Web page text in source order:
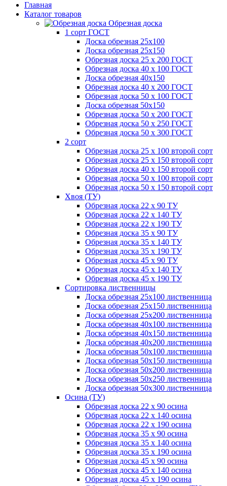
Главная
Каталог товаров
Обрезная доска
1 сорт ГОСТ
Доска обрезная 25х100
Доска обрезная 25х150
Обрезная доска 25 х 200 ГОСТ
Обрезная доска 40 х 100 ГОСТ
Доска обрезная 40х150
Обрезная доска 40 х 200 ГОСТ
Обрезная доска 50 х 100 ГОСТ
Доска обрезная 50х150
Обрезная доска 50 х 200 ГОСТ
Обрезная доска 50 х 250 ГОСТ
Обрезная доска 50 х 300 ГОСТ
2 сорт
Обрезная доска 25 х 100 второй сорт
Обрезная доска 25 х 150 второй сорт
Обрезная доска 40 х 150 второй сорт
Обрезная доска 50 х 100 второй сорт
Обрезная доска 50 х 150 второй сорт
Хвоя (ТУ)
Обрезная доска 22 х 90 ТУ
Обрезная доска 22 х 140 ТУ
Обрезная доска 22 х 190 ТУ
Обрезная доска 35 х 90 ТУ
Обрезная доска 35 х 140 ТУ
Обрезная доска 35 х 190 ТУ
Обрезная доска 45 х 90 ТУ
Обрезная доска 45 х 140 ТУ
Обрезная доска 45 х 190 ТУ
Сортировка лиственницы
Доска обрезная 25х100 лиственница
Доска обрезная 25х150 лиственница
Доска обрезная 25х200 лиственница
Доска обрезная 40х100 лиственница
Доска обрезная 40х150 лиственница
Доска обрезная 40х200 лиственница
Доска обрезная 50х100 лиственница
Доска обрезная 50х150 лиственница
Доска обрезная 50х200 лиственница
Доска обрезная 50х250 лиственница
Доска обрезная 50х300 лиственница
Осина (ТУ)
Обрезная доска 22 х 90 осина
Обрезная доска 22 х 140 осина
Обрезная доска 22 х 190 осина
Обрезная доска 35 х 90 осина
Обрезная доска 35 х 140 осина
Обрезная доска 35 х 190 осина
Обрезная доска 45 х 90 осина
Обрезная доска 45 х 140 осина
Обрезная доска 45 х 190 осина